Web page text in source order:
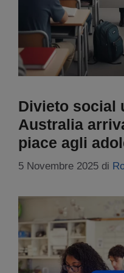
Divieto social
Australia
piace agli
5 Novembre 2025 di